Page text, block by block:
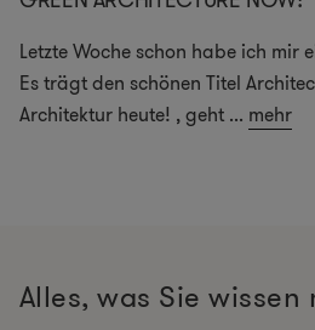
Letzte Woche schon habe ich mir
Es trägt den schönen Titel
Architektur heute! , geht ... mehr
Alles, was Sie wissen